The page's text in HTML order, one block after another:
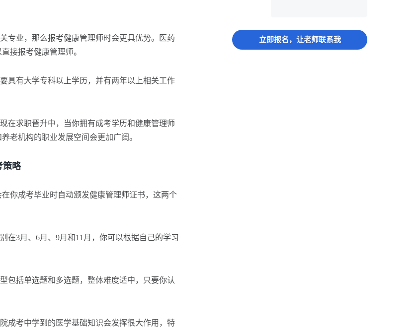
业，那么报考健康管理师时会更具优势。医药
接报考健康管理师。
有大学专科以上学历，并有两年以上相关工作
求职晋升中，当你拥有成考学历和健康管理师
老机构的职业发展空间会更加广阔。
略
成考毕业时自动颁发健康管理师证书，这两个
3月、6月、9月和11月，你可以根据自己的学习
括单选题和多选题，整体难度适中，只要你认
考中学到的医学基础知识会发挥很大作用，特